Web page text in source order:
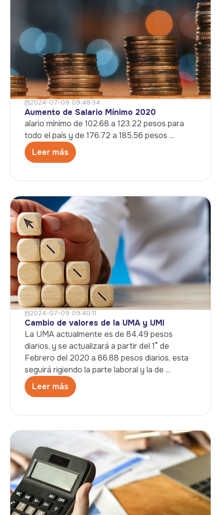
2024-07-09 09:48:34
Aumento de Salario Mínimo 2020
alario mínimo de 102.68 a 123.22 pesos para
todo el país y de 176.72 a 185.56 pesos ...
Leer más
2024-07-09 09:40:11
Cambio de valores de la UMA y UMI
La UMA actualmente es de 84.49 pesos
diarios, y se actualizará a partir del 1° de
Febrero del 2020 a 86.88 pesos diarios, esta
seguirá rigiendo la parte laboral y la de ...
Leer más